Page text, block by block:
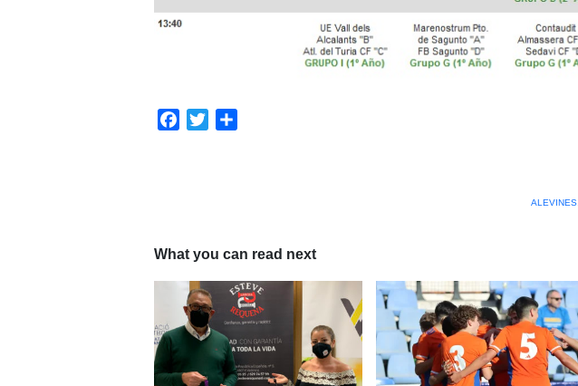
Facebook
Twitter
ALEVINES,
What you can read next